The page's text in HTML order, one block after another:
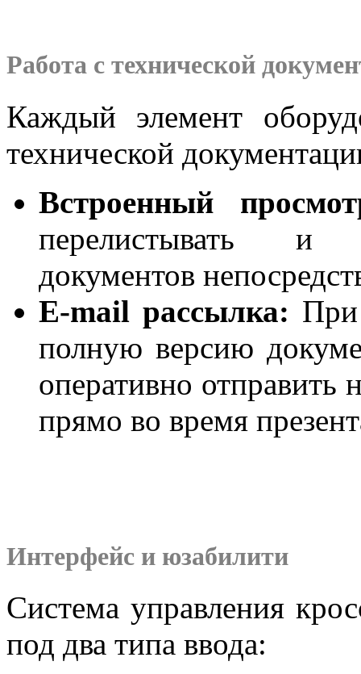
Работа с технической
Каждый элемент
технической
Встроенный
перелистывать и
документов
E-mail рассылка: При
полную версию
оперативно отправить
прямо во время
Интерфейс и юзабилити
Система управления
под два типа ввода: